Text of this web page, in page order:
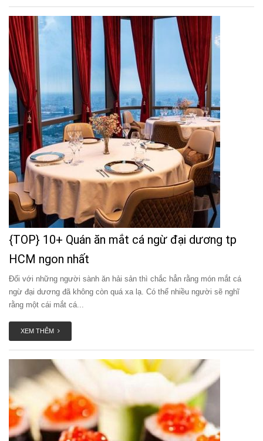
{TOP} 10+ Quán ăn mắt cá ngừ đại dương tp
HCM ngon nhất
Đối với những người sành ăn hải sản thì chắc hẳn rằng món mắt cá
ngừ đại dương đã không còn quá xa lạ. Có thể nhiều người sẽ nghĩ
rằng một cái mắt cá...
XEM THÊM